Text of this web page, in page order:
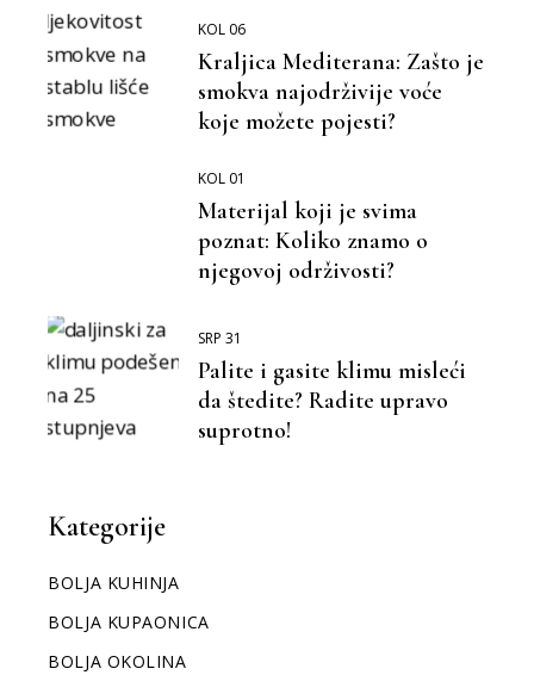
KOL 06
Kraljica Mediterana: Zašto je
smokva najodrživije voće
koje možete pojesti?
KOL 01
Materijal koji je svima
poznat: Koliko znamo o
njegovoj održivosti?
SRP 31
Palite i gasite klimu misleći
da štedite? Radite upravo
suprotno!
Kategorije
BOLJA KUHINJA
BOLJA KUPAONICA
BOLJA OKOLINA